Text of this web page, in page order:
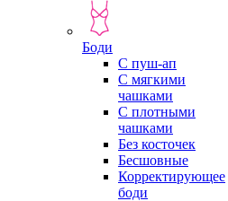
Боди
С пуш-ап
С мягкими
чашками
С плотными
чашками
Без косточек
Бесшовные
Корректирующее
боди